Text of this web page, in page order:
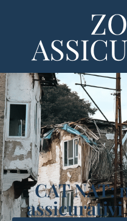
CAT NAT:
assicurativi